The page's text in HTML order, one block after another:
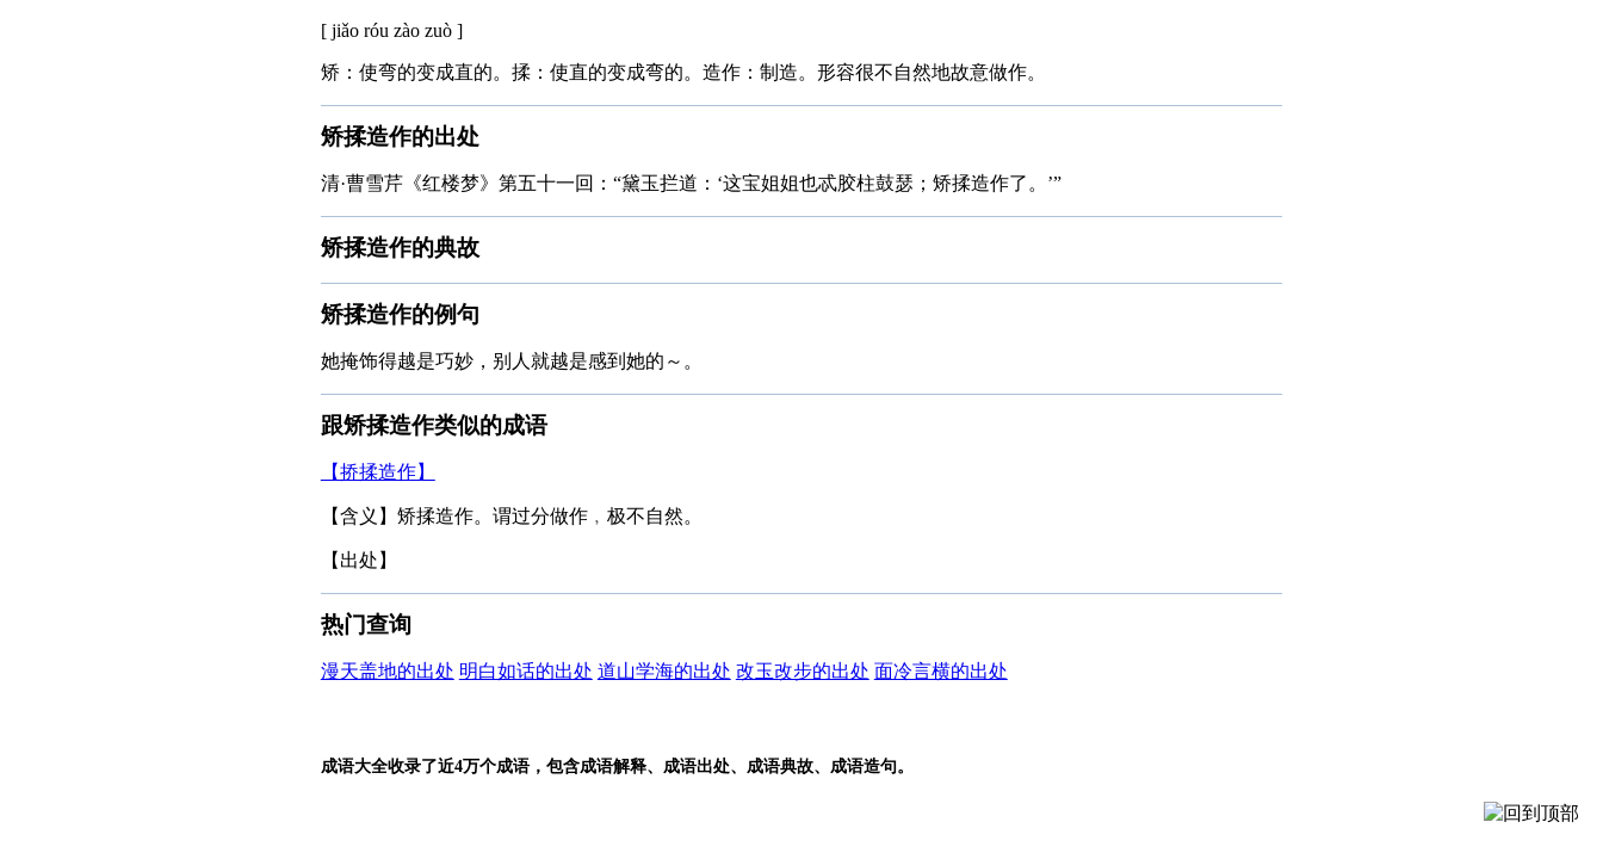
[ jiǎo róu zào zuò ]
矫：使弯的变成直的。揉：使直的变成弯的。造作：制造。形容很不自然地故意做作。
矫揉造作的出处
清·曹雪芹《红楼梦》第五十一回：“黛玉拦道：‘这宝姐姐也忒胶柱鼓瑟；矫揉造作了。’”
矫揉造作的典故
矫揉造作的例句
她掩饰得越是巧妙，别人就越是感到她的～。
跟矫揉造作类似的成语
【挢揉造作】
【含义】矫揉造作。谓过分做作﹐极不自然。
【出处】
热门查询
漫天盖地的出处 明白如话的出处 道山学海的出处 改玉改步的出处 面冷言横的出处
成语大全收录了近4万个成语，包含成语解释、成语出处、成语典故、成语造句。